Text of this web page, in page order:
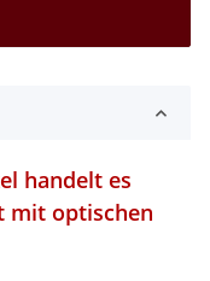
handelt es
mit optischen